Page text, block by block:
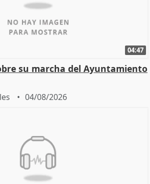
04:47
su marcha del Ayuntamiento
04/08/2026